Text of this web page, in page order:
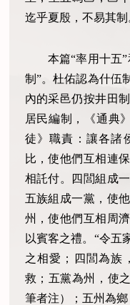
迄乎夏殷，不易其制
本篇“率用十五
制”。杜佑認為什伍
內的采邑仍按井田
居民編制，《通典
徒》職責：讓各諸
比，使他們互相連
相託付。四閭組成
五族組成一黨，使
州，使他們互相周
以賓客之禮。“令五
之相愛；四閭為族
救；五黨為州，使
筆者注）；五州為